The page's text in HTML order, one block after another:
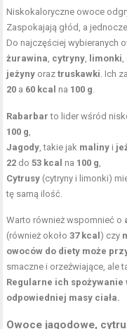
Niskokaloryczne owoce
Zaspokajają głód, a
Do najczęściej wybieranych
żurawina, cytryny, limonki,
jeżyny oraztruskawki. Ich
20 a 60 kcal na 100 g.
Rabarbar to lider wśród
100 g,
Jagody, takie jak maliny i
22 do53 kcal na 100 g,
Cytrusy (cytryny i limonki)
tę samą ilość.
Warto również wspomnieć o
(również około37 kcal ) czy
owoców do diety może
smaczne i orzeźwiające, ale
Regularne ich
odpowiedniej masy ciała.
Owoce jagodowe,